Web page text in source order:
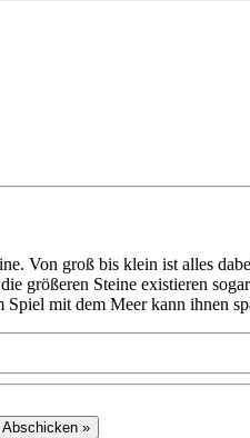
Von groß bis klein ist alles
größeren Steine existieren
mit dem Meer kann ihnen